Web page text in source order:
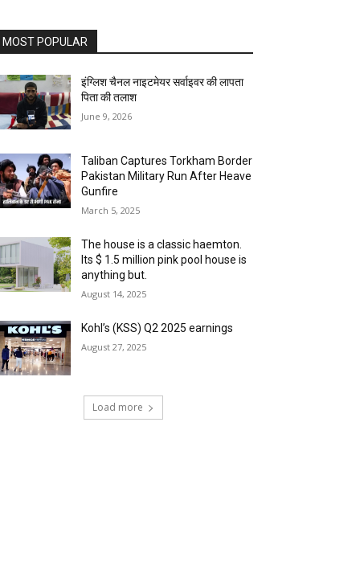
MOST POPULAR
इंग्लिश चैनल नाइटमेयर सर्वाइवर की लापता
पिता की तलाश
June 9, 2026
Taliban Captures Torkham Border
Pakistan Military Run After Heave
Gunfire
March 5, 2025
The house is a classic haemton.
Its $ 1.5 million pink pool house is
anything but.
August 14, 2025
Kohl’s (KSS) Q2 2025 earnings
August 27, 2025
Load more